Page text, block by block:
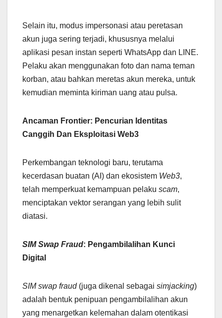
Selain itu, modus impersonasi atau peretasan
akun juga sering terjadi, khususnya melalui
aplikasi pesan instan seperti WhatsApp dan LINE.
Pelaku akan menggunakan foto dan nama teman
korban, atau bahkan meretas akun mereka, untuk
kemudian meminta kiriman uang atau pulsa.
Ancaman Frontier: Pencurian Identitas
Canggih Dan Eksploitasi Web3
Perkembangan teknologi baru, terutama
kecerdasan buatan (AI) dan ekosistem Web3,
telah memperkuat kemampuan pelaku scam,
menciptakan vektor serangan yang lebih sulit
diatasi.
SIM Swap Fraud: Pengambilalihan Kunci
Digital
SIM swap fraud(juga dikenal sebagai simjacking)
adalah bentuk penipuan pengambilalihan akun
yang menargetkan kelemahan dalam otentikasi